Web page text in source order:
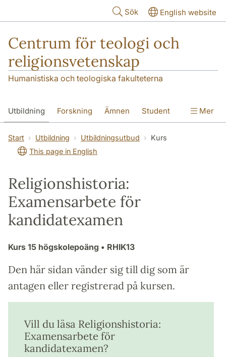
Sök English website
Centrum för teologi och
religionsvetenskap
Humanistiska och teologiska fakulteterna
Utbildning Forskning Ämnen Student
Institutionen
Mer
Start Utbildning Utbildningsutbud
Kurs
This page in English
Religionshistoria:
Examensarbete för
kandidatexamen
Kurs 15 högskolepoäng • RHIK13
Den här sidan vänder sig till dig som är
antagen eller registrerad på kursen.
Vill du läsa Religionshistoria:
Examensarbete för
kandidatexamen?